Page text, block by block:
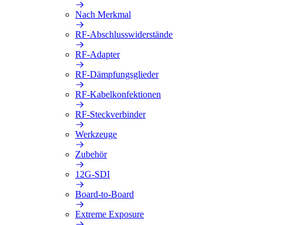
Nach Merkmal
RF-Abschlusswiderstände
RF-Adapter
RF-Dämpfungsglieder
RF-Kabelkonfektionen
RF-Steckverbinder
Werkzeuge
Zubehör
12G-SDI
Board-to-Board
Extreme Exposure